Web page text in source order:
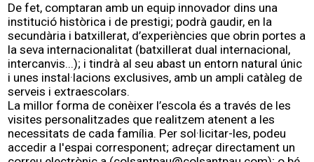
De fet, comptaran amb un equip innovador dins una
institució històrica i de prestigi; podrà gaudir, en la
secundària i batxillerat, d’experiències que obrin portes a
la seva internacionalitat (batxillerat dual internacional,
intercanvis...); i tindrà al seu abast un entorn natural únic
i unes instal·lacions exclusives, amb un ampli catàleg de
serveis i extraescolars.
La millor forma de conèixer l’escola és a través de les
visites personalitzades que realitzem atenent a les
necessitats de cada família. Per sol·licitar-les, podeu
accedir a l'espai corresponent; adreçar directament un